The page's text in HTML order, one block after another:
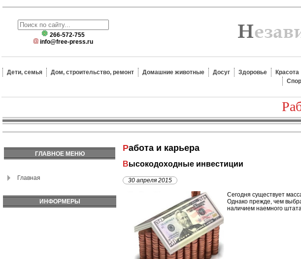
266-572-755
info@free-press.ru
Дети, семья Дом, строительство, ремонт Домашние животные Досуг Здоровье Красота
ГЛАВНОЕ МЕНЮ
Главная
ИНФОРМЕРЫ
Работа и карьера
Высокодоходные инвестиции
30 апреля 2015
Сегодня существует
Однако прежде, чем
наличием наемного